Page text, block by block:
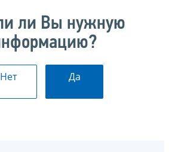
ли Вы нужную
Нет Да